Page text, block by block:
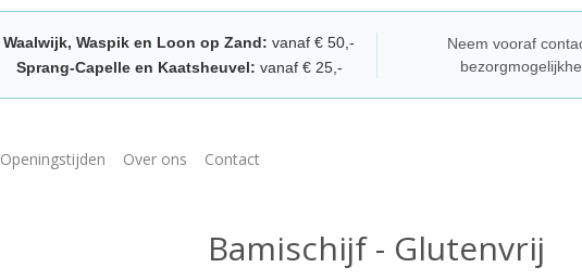
Waalwijk, Waspik en Loon op Zand: vanaf € 50,-
Sprang-Capelle en Kaatsheuvel: vanaf € 25,-
Neem vooraf
Openingstijden Over ons Contact
Bamischijf - Glutenvrij